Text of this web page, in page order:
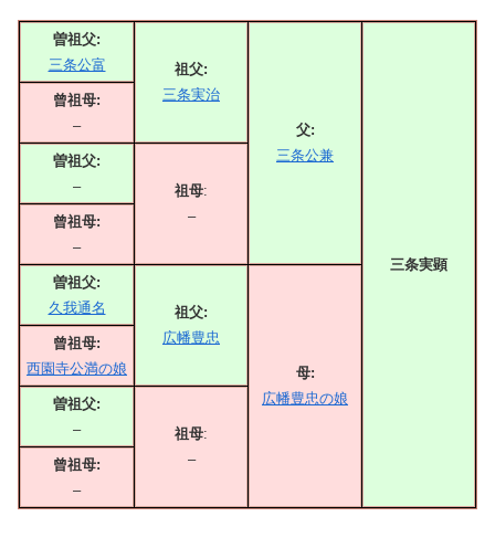
曽祖父:
三条公富
祖父:
三条実治
父:
三条公兼
三条実顕
曾祖母:
–
曽祖父:
–
祖母:
–
曾祖母:
–
曽祖父:
久我通名
祖父:
広幡豊忠
母:
広幡豊忠の娘
曾祖母:
西園寺公満の娘
曽祖父:
–
祖母:
–
曾祖母:
–